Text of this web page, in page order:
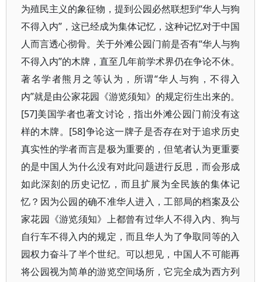
为殖民主义的象征物，提到公园必然联想到“华人与狗
不得入内”，这已经成为集体记忆，这种记忆对于中国
人而言透心彻骨。关于外滩公园门前是否有“华人与狗
不得入内”的木牌，直至几年前学术界仍在争论不休。
著名学者熊月之等认为，所谓“华人与狗，不得入
内”就是由公家花园《游览须知》的规定衍生出来的。
[57]美国学者也著文讨论，指出外滩公园门前没有这
样的木牌。[58]争论这一牌子是否存在对于追求历史
真实性的学者而言是极为重要的，但笔者认为更重要
的是中国人为什么没有对此问题进行反思，而会形成
如此深刻的历史记忆，而且扩展为全民族的集体记
忆？因为公园的确不准华人进入，工部局的档案及公
家花园《游览须知》上都曾有过华人不得入内、狗与
自行车不得入内的规定，而且华人为了争取同等的入
园权力奋斗了半个世纪。可以想见，中国人不可能再
将公园视为简单的游览空间场所，它完全成为西方列